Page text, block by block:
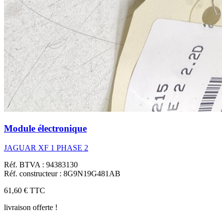
Module électronique
JAGUAR XF 1 PHASE 2
Réf. BTVA : 94383130
Réf. constructeur : 8G9N19G481AB
61,60 € TTC
livraison offerte !